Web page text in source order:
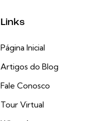
Links
Página Inicial
Artigos do Blog
Fale Conosco
Tour Virtual